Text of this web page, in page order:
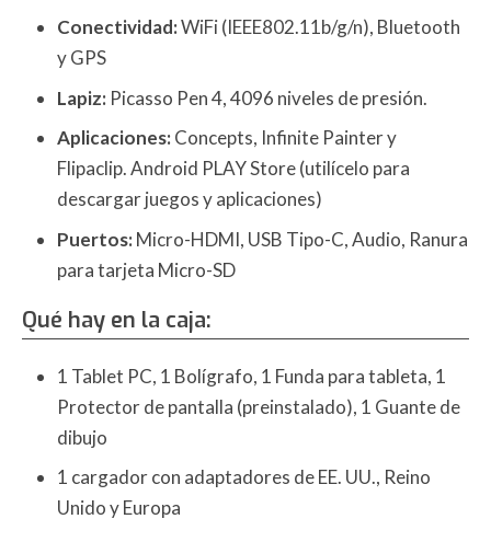
Conectividad:WiFi (IEEE802.11b/g/n), Bluetooth
y GPS
Lapiz: Picasso Pen 4, 4096 niveles de presión.
Aplicaciones:Concepts, Infinite Painter y
Flipaclip. Android PLAY Store (utilícelo para
descargar juegos y aplicaciones)
Puertos:Micro-HDMI, USB Tipo-C, Audio, Ranura
para tarjeta Micro-SD
Qué hay en la caja:
1 Tablet PC, 1 Bolígrafo, 1 Funda para tableta, 1
Protector de pantalla (preinstalado), 1 Guante de
dibujo
1 cargador con adaptadores de EE. UU., Reino
Unido y Europa